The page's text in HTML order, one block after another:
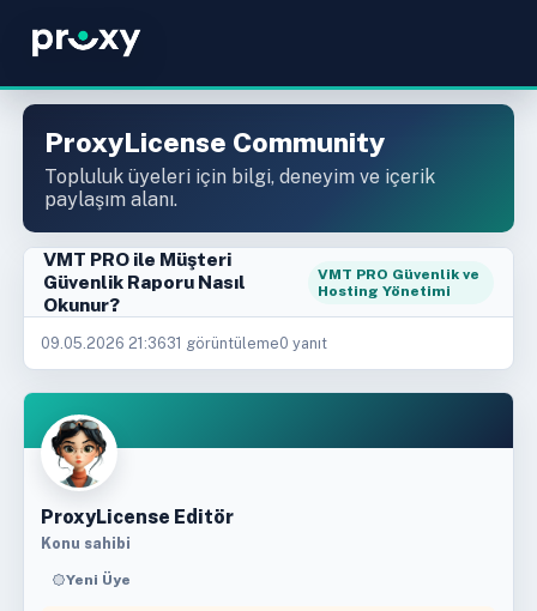
ProxyLicense Community
Topluluk üyeleri için bilgi, deneyim ve içerik
paylaşım alanı.
VMT PRO ile Müşteri
Güvenlik Raporu Nasıl
Okunur?
VMT PRO Güvenlik ve
Hosting Yönetimi
09.05.2026 21:3631 görüntüleme0 yanıt
ProxyLicense Editör
Konu sahibi
Yeni Üye